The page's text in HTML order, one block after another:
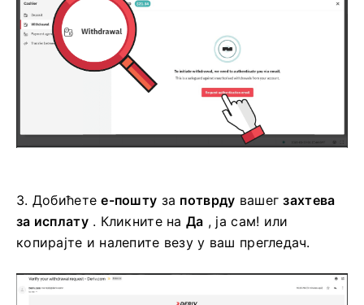
3. Добићетее-пошту за потврду вашегзахтева
за исплату. Кликните наДа , ја сам! или
копирајте и налепите везу у ваш прегледач.